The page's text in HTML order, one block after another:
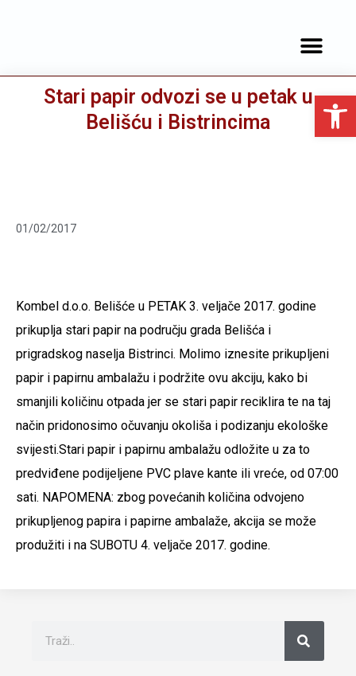
Stari papir odvozi se u petak u
Belišću i Bistrincima
01/02/2017
Kombel d.o.o. Belišće u PETAK 3. veljače 2017. godine
prikuplja stari papir na području grada Belišća i
prigradskog naselja Bistrinci. Molimo iznesite prikupljeni
papir i papirnu ambalažu i podržite ovu akciju, kako bi
smanjili količinu otpada jer se stari papir reciklira te na taj
način pridonosimo očuvanju okoliša i podizanju ekološke
svijesti.Stari papir i papirnu ambalažu odložite u za to
predviđene podijeljene PVC plave kante ili vreće, od 07:00
sati. NAPOMENA: zbog povećanih količina odvojeno
prikupljenog papira i papirne ambalaže, akcija se može
produžiti i na SUBOTU 4. veljače 2017. godine.
Open toolbar